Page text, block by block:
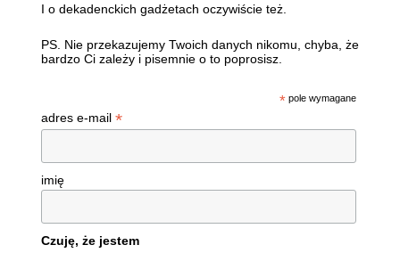
I o dekadenckich gadżetach oczywiście też.
PS. Nie przekazujemy Twoich danych nikomu, chyba, że
bardzo Ci zależy i pisemnie o to poprosisz.
*pole wymagane
adres e-mail *
imię
Czuję, że jestem